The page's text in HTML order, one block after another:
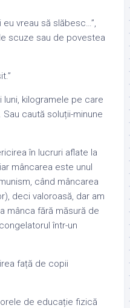
eu vreau să slăbesc…”,
scuze sau de povestea
luni, kilogramele pe care
caută soluții-minune
în lucruri aflate la
mâncarea este unul
când mâncarea
deci valoroasă, dar am
mânca fără măsură de
într-un
față de copii
de educație fizică